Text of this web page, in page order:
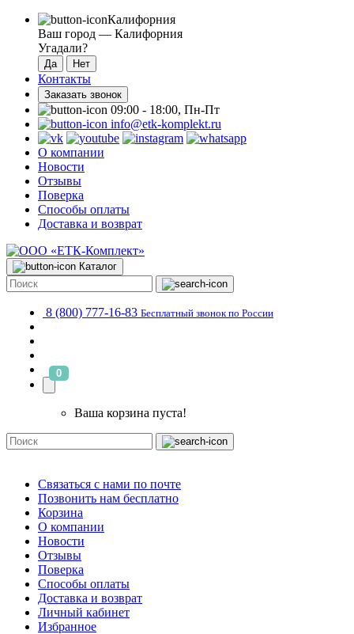
Калифорния
Ваш город — Калифорния
Угадали?
Контакты
Заказать звонок
09:00 - 18:00, Пн-Пт
info@etk-komplekt.ru
О компании
Новости
Отзывы
Поверка
Способы оплаты
Доставка и возврат
Каталог
8 (800) 777-16-83 Бесплатный звонок по России
0
Ваша корзина пуста!
Связаться с нами по почте
Позвонить нам бесплатно
Корзина
О компании
Новости
Отзывы
Поверка
Способы оплаты
Доставка и возврат
Личный кабинет
Избранное